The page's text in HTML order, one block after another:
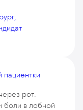
рот.
боли в лобной